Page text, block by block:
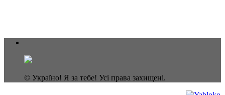
© Україно! Я за тебе! Усі права захищені.